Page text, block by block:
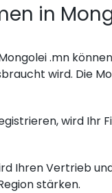
in
.mn
wird. Die
wird Ihr
Ihren Vertrieb
stärken.